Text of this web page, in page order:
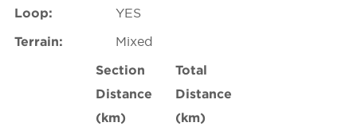
Loop:
YES
Terrain:
Mixed
Section
Distance
(km)
Total
Distance
(km)